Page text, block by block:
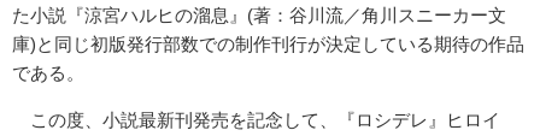
た小説『涼宮ハルヒの溜息』(著：谷川流／角川スニーカー文
庫)と同じ初版発行部数での制作刊行が決定している期待の作品
である。
この度、小説最新刊発売を記念して、『ロシデレ』ヒロイ